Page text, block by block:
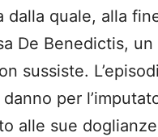
dalla quale, alla
De Benedictis,
sussiste.
per
alle sue